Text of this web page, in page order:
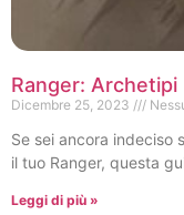
Ranger: Archetipi
Dicembre 25, 2023
Se sei ancora indeciso
il tuo Ranger, questa
Leggi di più »